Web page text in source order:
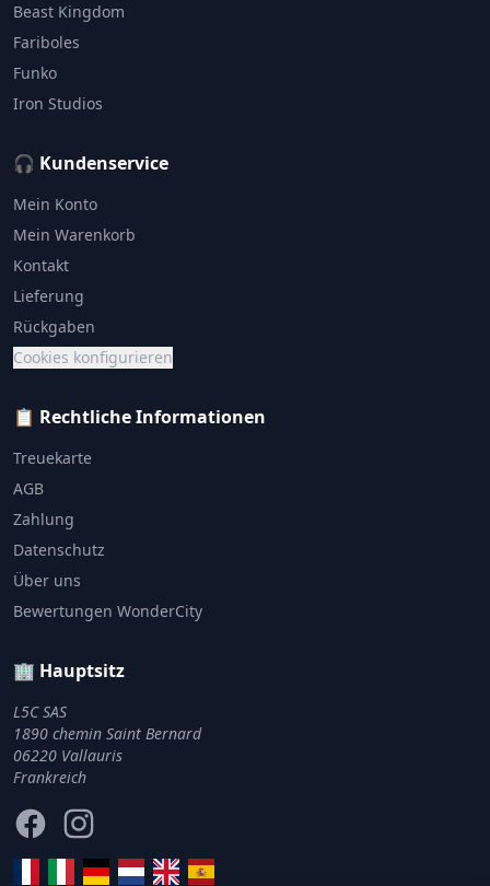
Beast Kingdom
Fariboles
Funko
Iron Studios
🎧 Kundenservice
Mein Konto
Mein Warenkorb
Kontakt
Lieferung
Rückgaben
Cookies konfigurieren
📋 Rechtliche Informationen
Treuekarte
AGB
Zahlung
Datenschutz
Über uns
Bewertungen WonderCity
🏢 Hauptsitz
L5C SAS
1890 chemin Saint Bernard
06220 Vallauris
Frankreich
FacebookInstagram